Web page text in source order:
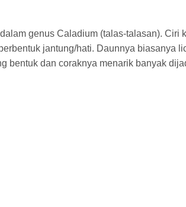
genus Caladium (talas-talasan). Ciri
jantung/hati. Daunnya biasanya
bentuk dan coraknya menarik banyak